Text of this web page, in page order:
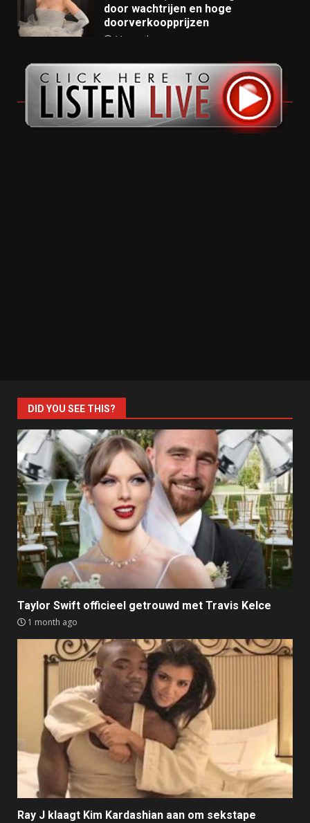
door wachtrijen en hoge
doorverkoopprijzen
11 months ago
DID YOU SEE THIS?
Taylor Swift officieel getrouwd met Travis Kelce
1 month ago
Ray J klaagt Kim Kardashian aan om sekstape